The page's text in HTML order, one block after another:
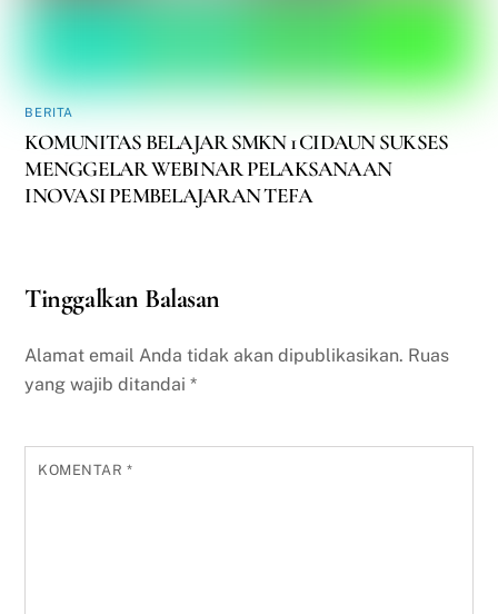
BERITA
KOMUNITAS BELAJAR SMKN 1 CIDAUN SUKSES
MENGGELAR WEBINAR PELAKSANAAN
INOVASI PEMBELAJARAN TEFA
Tinggalkan Balasan
Alamat email Anda tidak akan dipublikasikan. Ruas
yang wajib ditandai*
KOMENTAR*